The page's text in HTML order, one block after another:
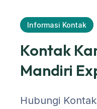
Informasi Kontak
Kontak
Mandiri
Hubungi